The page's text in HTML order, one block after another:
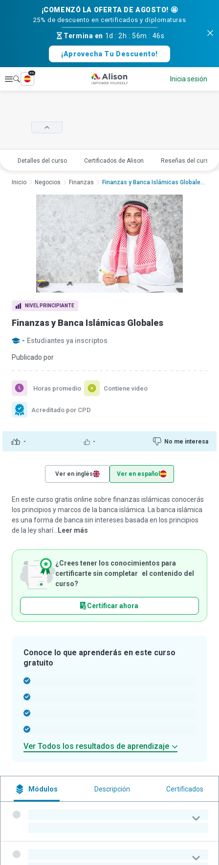
¡COMENZÓ LA OFERTA DE AGOSTO! 🤩
25% de descuento en certificados y diplomaturas
Termina en 1d :2h :56m : 46s
¡Aprovecha Tu Descuento!
Explorar
es
Inicia sesión
Detalles del curso Certificados de Alison Reseñas del curso
NIVEL PRINCIPIANTE
Finanzas y Banca Islámicas Globales
- Estudiantes ya inscriptos
Publicado por
- - No me interesa
Horas promedio Contiene video
Acreditado por CPD
Inicio Negocios Finanzas Finanzas y Banca Islámicas GlobalesFinanzas...
Ver en inglés Ver en español
En este curso gratis online sobre finanzas islámicas conocerás
los principios y marcos de la banca islámica. La banca islámica
es una forma de banca sin intereses basada en los principios
de la ley sharí...
Leer más
¿Crees tener los conocimientos para
certificarte sin completar el contenido del
curso?
Certificar ahora
Conoce lo que aprenderás en este curso
gratuito
Ver Todos los resultados de aprendizaje
Módulos Descripción Certificados